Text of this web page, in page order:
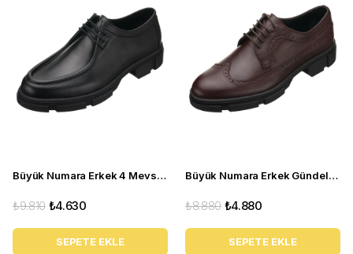
Büyük Numara Erkek 4 Mevsim Gündelik Ayakkabı paşa103 siyah
₺4.630
₺9.810
SEPETE EKLE
Büyük Numara Erkek Gündelik Deri Ayakkabı - CK713
₺4.880
₺8.880
SEPETE EKLE